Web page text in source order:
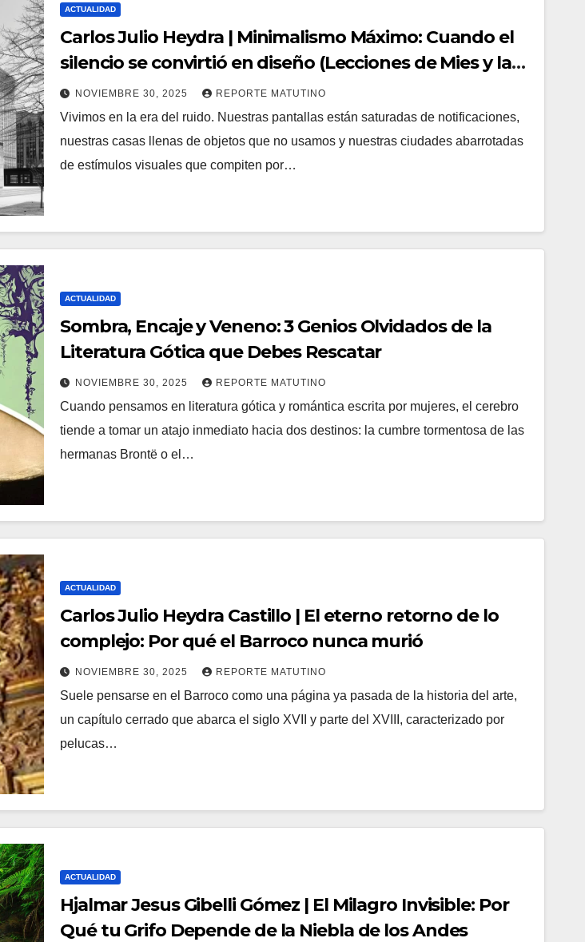
ACTUALIDAD
Carlos Julio Heydra | Minimalismo Máximo: Cuando el
silencio se convirtió en diseño (Lecciones de Mies y la
Abstracción)
NOVIEMBRE 30, 2025 REPORTE MATUTINO
Vivimos en la era del ruido. Nuestras pantallas están saturadas de notificaciones,
nuestras casas llenas de objetos que no usamos y nuestras ciudades abarrotadas
de estímulos visuales que compiten por…
ACTUALIDAD
Sombra, Encaje y Veneno: 3 Genios Olvidados de la
Literatura Gótica que Debes Rescatar
NOVIEMBRE 30, 2025 REPORTE MATUTINO
Cuando pensamos en literatura gótica y romántica escrita por mujeres, el cerebro
tiende a tomar un atajo inmediato hacia dos destinos: la cumbre tormentosa de las
hermanas Brontë o el…
ACTUALIDAD
Carlos Julio Heydra Castillo | El eterno retorno de lo
complejo: Por qué el Barroco nunca murió
NOVIEMBRE 30, 2025 REPORTE MATUTINO
Suele pensarse en el Barroco como una página ya pasada de la historia del arte,
un capítulo cerrado que abarca el siglo XVII y parte del XVIII, caracterizado por
pelucas…
ACTUALIDAD
Hjalmar Jesus Gibelli Gómez | El Milagro Invisible: Por
Qué tu Grifo Depende de la Niebla de los Andes